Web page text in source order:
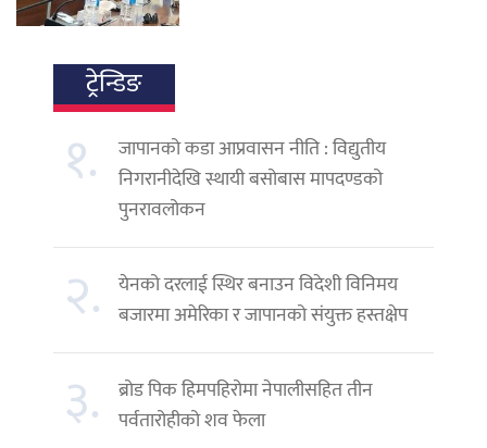
ट्रेन्डिङ
१.
जापानको कडा आप्रवासन नीति : विद्युतीय
निगरानीदेखि स्थायी बसोबास मापदण्डको
पुनरावलोकन
२. येनको दरलाई स्थिर बनाउन विदेशी विनिमय
बजारमा अमेरिका र जापानको संयुक्त हस्तक्षेप
३.
ब्रोड पिक हिमपहिरोमा नेपालीसहित तीन
पर्वतारोहीको शव फेला